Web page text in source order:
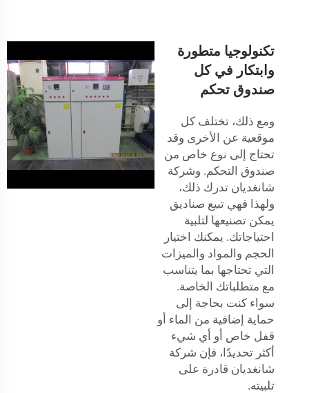
تكنولوجيا متطورة
وابتكار في كل
صندوق تحكم
ومع ذلك، تختلف كل
موقعية عن الأخرى وقد
تحتاج إلى نوع خاص من
صندوق التحكم. وشركة
شانغديان تدرك ذلك،
ولهذا فهي تبيع صناديق
يمكن تصنيعها لتلبية
احتياجاتك. يمكنك اختيار
الحجم والمواد والميزات
التي تحتاجها بما يتناسب
مع متطلباتك الخاصة.
سواء كنت بحاجة إلى
حماية إضافية من الماء أو
قفل خاص أو أي شيء
أكثر تحديدًا، فإن شركة
شانغديان قادرة على
تلبيته.